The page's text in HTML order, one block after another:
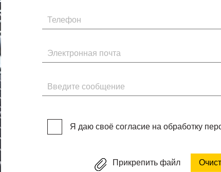
Телефон
Электронная почта
Введите сообщение
Я даю своё согласие на обработку
Прикрепить файл